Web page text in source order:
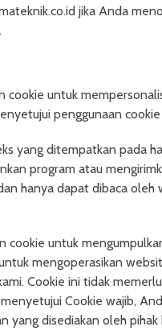
jika Anda
cookie untuk
penggunaan
yang ditempatkan pada
program atau
hanya dapat dibaca
cookie untuk
mengoperasikan
Cookie ini tidak
Cookie wajib,
yang disediakan oleh